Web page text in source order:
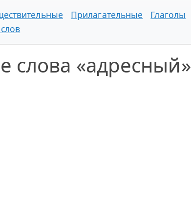
Прилагательные Глаголы
слова «адресный»